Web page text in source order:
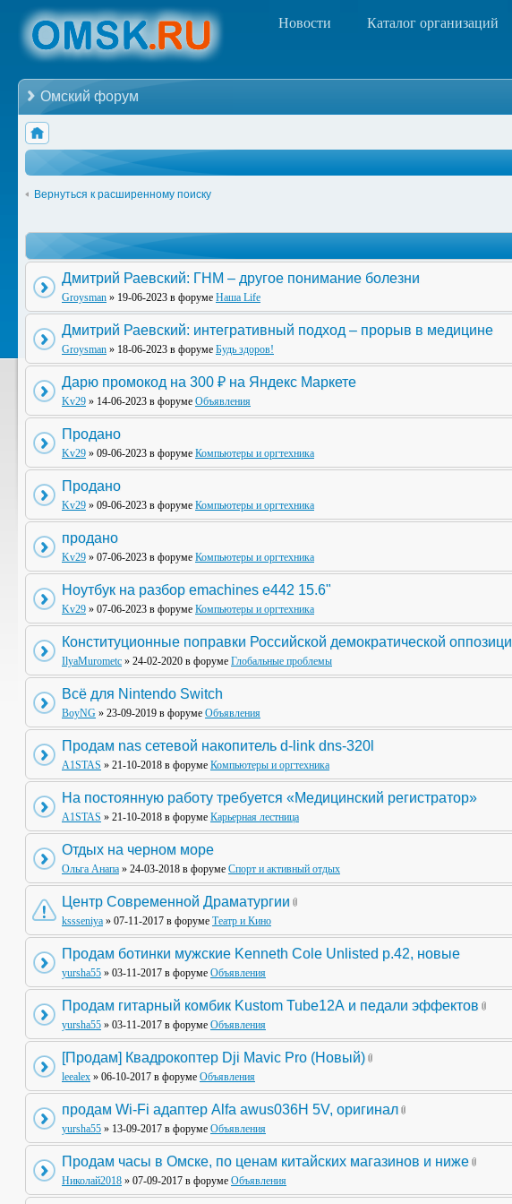
Новости Каталог организаций
Омский форум
Вернуться к расширенному поиску
Дмитрий Раевский: ГНМ – другое понимание болезни
Groysman » 19-06-2023 в форуме Наша Life
Дмитрий Раевский: интегративный подход – прорыв в медицине
Groysman » 18-06-2023 в форуме Будь здоров!
Дарю промокод на 300 ₽ на Яндекс Маркете
Kv29 » 14-06-2023 в форуме Объявления
Продано
Kv29 » 09-06-2023 в форуме Компьютеры и оргтехника
Продано
Kv29 » 09-06-2023 в форуме Компьютеры и оргтехника
продано
Kv29 » 07-06-2023 в форуме Компьютеры и оргтехника
Ноутбук на разбор emachines e442 15.6"
Kv29 » 07-06-2023 в форуме Компьютеры и оргтехника
Конституционные поправки Российской демократической оппозици
IlyaMurometc » 24-02-2020 в форуме Глобальные проблемы
Всё для Nintendo Switch
BoyNG » 23-09-2019 в форуме Объявления
Продам nas сетевой накопитель d-link dns-320l
A1STAS » 21-10-2018 в форуме Компьютеры и оргтехника
На постоянную работу требуется «Медицинский регистратор»
A1STAS » 21-10-2018 в форуме Карьерная лестница
Отдых на черном море
Ольга Анапа » 24-03-2018 в форуме Спорт и активный отдых
Центр Современной Драматургии
kssseniya » 07-11-2017 в форуме Театр и Кино
Продам ботинки мужские Kenneth Cole Unlisted р.42, новые
yursha55 » 03-11-2017 в форуме Объявления
Продам гитарный комбик Kustom Tube12А и педали эффектов
yursha55 » 03-11-2017 в форуме Объявления
[Продам] Квадрокоптер Dji Mavic Pro (Новый)
leealex » 06-10-2017 в форуме Объявления
продам Wi-Fi адаптер Alfa awus036H 5V, оригинал
yursha55 » 13-09-2017 в форуме Объявления
Продам часы в Омске, по ценам китайских магазинов и ниже
Николай2018 » 07-09-2017 в форуме Объявления